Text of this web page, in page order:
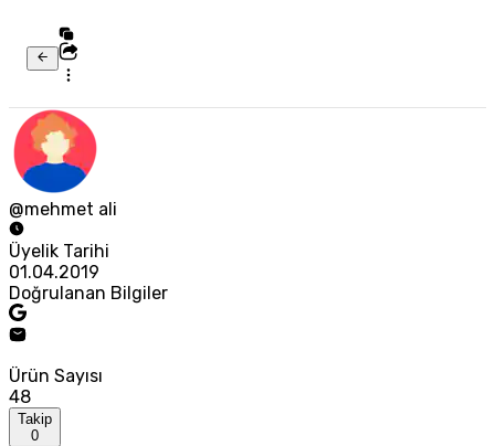
@mehmet ali
Üyelik Tarihi
01.04.2019
Doğrulanan Bilgiler
Ürün Sayısı
48
Takip
0